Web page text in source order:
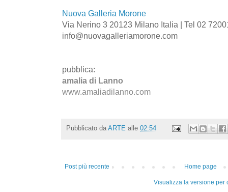
Nuova Galleria Morone
Via Nerino 3 20123 Milano Italia | Tel 02
info@nuovagalleriamorone.com
pubblica:
amalia di Lanno
www.amaliadilanno.com
Pubblicato da ARTE alle 02:54
Post più recente Home page
Visualizza la versione per